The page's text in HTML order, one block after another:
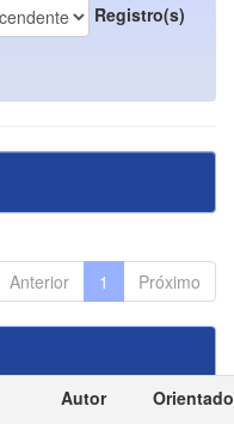
Registro(s)
Anterior 1 Próximo
Autor